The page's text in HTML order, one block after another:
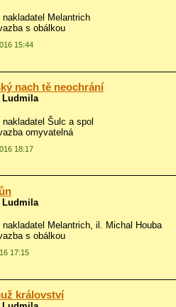
nakladatel Melantrich
s obálkou
15:44
nach tě neochrání
Ludmila
nakladatel Šulc a spol
omyvatelná
18:17
Ludmila
nakladatel Melantrich, il.
Michal Houba
s obálkou
17:15
království